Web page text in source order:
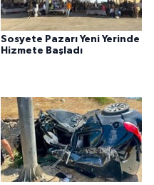
Sosyete Pazarı Yeni Yerinde
Hizmete Başladı